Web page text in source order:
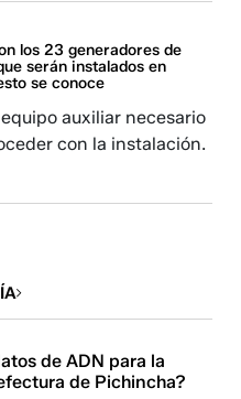
los 23 generadores de
serán instalados en
se conoce
auxiliar necesario
con la instalación.
de ADN para la
de Pichincha?